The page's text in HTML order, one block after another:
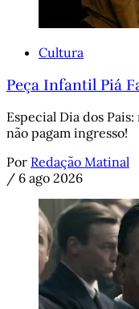
Cultura
Peça Infantil Piá
Especial Dia dos
não pagam ingresso!
Por Redação Matinal
/ 6 ago 2026